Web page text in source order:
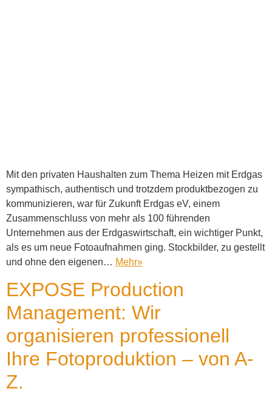
Mit den privaten Haushalten zum Thema Heizen mit Erdgas
sympathisch, authentisch und trotzdem produktbezogen zu
kommunizieren, war für Zukunft Erdgas eV, einem
Zusammenschluss von mehr als 100 führenden
Unternehmen aus der Erdgaswirtschaft, ein wichtiger Punkt,
als es um neue Fotoaufnahmen ging. Stockbilder, zu gestellt
und ohne den eigenen… Mehr»
EXPOSE Production
Management: Wir
organisieren professionell
Ihre Fotoproduktion – von A-
Z.